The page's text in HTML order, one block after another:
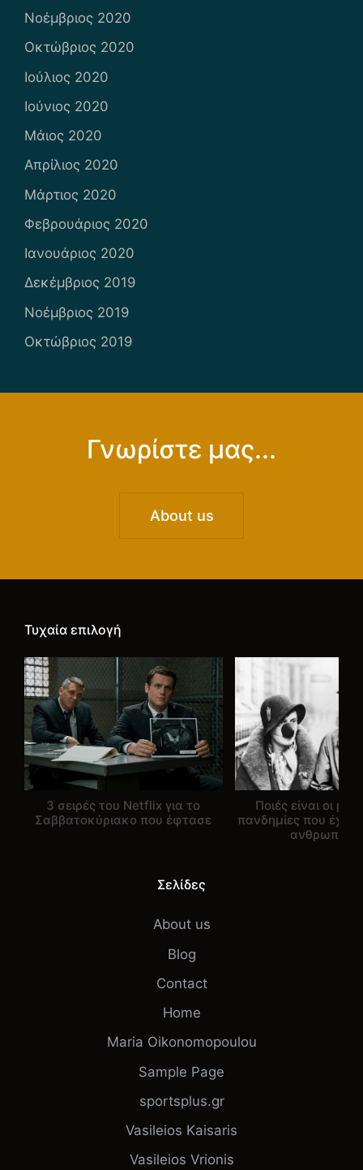
Νοέμβριος 2020
Οκτώβριος 2020
Ιούλιος 2020
Ιούνιος 2020
Μάιος 2020
Απρίλιος 2020
Μάρτιος 2020
Φεβρουάριος 2020
Ιανουάριος 2020
Δεκέμβριος 2019
Νοέμβριος 2019
Οκτώβριος 2019
Γνωρίστε μας...
About us
Τυχαία επιλογή
3 σειρές του Netflix για το
Σαββατοκύριακο που έφτασε
Ποιές είναι οι
πανδημίες που
Σελίδες
About us
Blog
Contact
Home
Maria Oikonomopoulou
Sample Page
sportsplus.gr
Vasileios Kaisaris
Vasileios Vrionis